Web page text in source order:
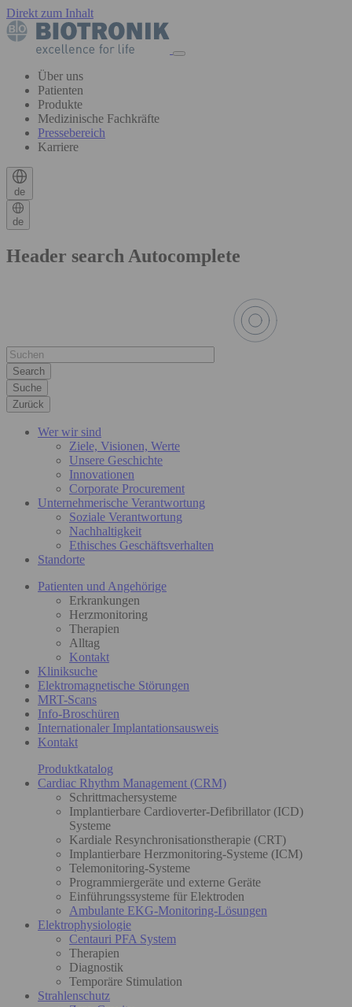
Direkt zum Inhalt
Über uns
Patienten
Produkte
Medizinische Fachkräfte
Pressebereich
Karriere
de
de
Header search Autocomplete
Suche
Zurück
Wer wir sind
Ziele, Visionen, Werte
Unsere Geschichte
Innovationen
Corporate Procurement
Unternehmerische Verantwortung
Soziale Verantwortung
Nachhaltigkeit
Ethisches Geschäftsverhalten
Standorte
Patienten und Angehörige
Erkrankungen
Herzmonitoring
Therapien
Alltag
Kontakt
Kliniksuche
Elektromagnetische Störungen
MRT-Scans
Info-Broschüren
Internationaler Implantationsausweis
Kontakt
Produktkatalog
Cardiac Rhythm Management (CRM)
Schrittmachersysteme
Implantierbare Cardioverter-Defibrillator (ICD)
Systeme
Kardiale Resynchronisationstherapie (CRT)
Implantierbare Herzmonitoring-Systeme (ICM)
Telemonitoring-Systeme
Programmiergeräte und externe Geräte
Einführungssysteme für Elektroden
Ambulante EKG-Monitoring-Lösungen
Elektrophysiologie
Centauri PFA System
Therapien
Diagnostik
Temporäre Stimulation
Strahlenschutz